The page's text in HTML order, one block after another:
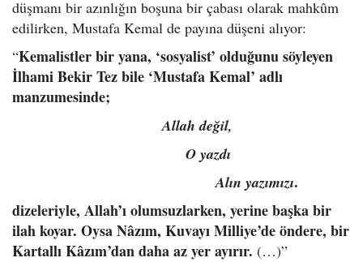
düşmanı bir azınlığın boşuna bir çabası olarak mahkûm
edilirken, Mustafa Kemal de payına düşeni alıyor:
“Kemalistler bir yana, ‘sosyalist’ olduğunu söyleyen
İlhami Bekir Tez bile ‘Mustafa Kemal’ adlı
manzumesinde;
Allah değil,
O yazdı
Alın yazımızı.
dizeleriyle, Allah’ı olumsuzlarken, yerine başka bir
ilah koyar. Oysa Nâzım, Kuvayı Milliye’de öndere, bir
Kartallı Kâzım’dan daha az yer ayırır. (…)”